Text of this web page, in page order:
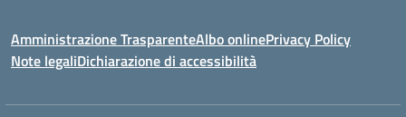
Amministrazione TrasparenteAlbo onlinePrivacy Policy
Note legaliDichiarazione di accessibilità